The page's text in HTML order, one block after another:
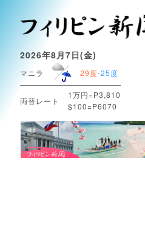
2026年8月7日(金)
マニラ 29度-25度
両替レート
1万円=P3,810
$100=P6070